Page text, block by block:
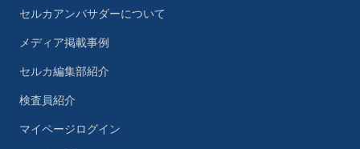
セルカアンバサダーについて
メディア掲載事例
セルカ編集部紹介
検査員紹介
マイページログイン